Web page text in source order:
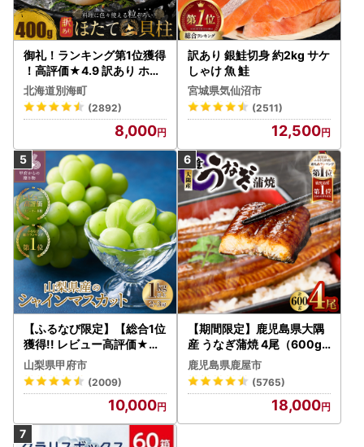
御礼！ランキング第1位獲得
！高評価★4.9 訳あり ホタ
テ 400g（ほたて 帆立 貝柱
冷凍 ）
北海道別海町
(2892)
8,000
訳あり 銀鮭切身 約2kg サケ
しゃけ 魚 鮭
宮城県気仙沼市
(2511)
12,500
【ふるなび限定】【総合1位
獲得!! レビュー高評価★】
〈2026年度配送分〉山梨
県産 シャインマスカット 2
～3房（1.0kg以上）シャイ
ン フルーツ FN-Limited-S
P
山梨県甲府市
(2009)
10,000
【期間限定】鹿児島県大隅
産 うなぎ蒲焼 4尾（600g
） KN007-004-04-cp18
うなぎ 鰻 魚 惣菜 総菜
鹿児島県鹿屋市
(5765)
18,000